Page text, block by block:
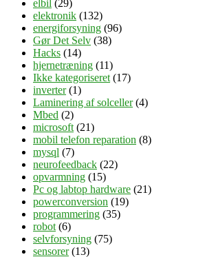
elbil (29)
elektronik (132)
energiforsyning (96)
Gør Det Selv (38)
Hacks (14)
hjernetræning (11)
Ikke kategoriseret (17)
inverter(1)
Laminering af solceller(4)
Mbed (2)
microsoft (21)
mobil telefon reparation (8)
mysql (7)
neurofeedback (22)
opvarmning (15)
Pc og labtop hardware (21)
powerconversion (19)
programmering (35)
robot (6)
selvforsyning (75)
sensorer(13)